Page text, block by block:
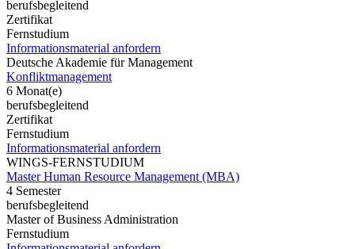
berufsbegleitend
Zertifikat
Fernstudium
Informationsmaterial anfordern
Deutsche Akademie für Management
Konfliktmanagement
6 Monat(e)
berufsbegleitend
Zertifikat
Fernstudium
Informationsmaterial anfordern
WINGS-FERNSTUDIUM
Master Human Resource Management (MBA)
4 Semester
berufsbegleitend
Master of Business Administration
Fernstudium